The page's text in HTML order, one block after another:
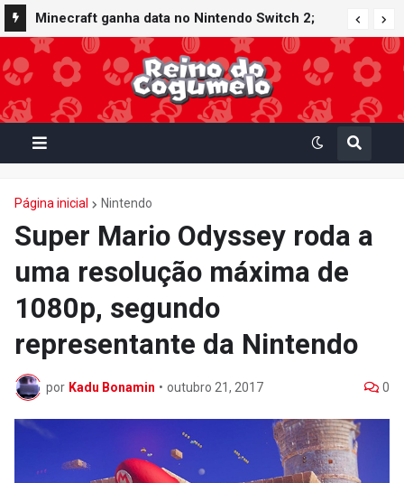
Minecraft ganha data no Nintendo Switch 2;
Super Mario Mash-Up receberá atualização
gráfica exclusiva
Página inicial Nintendo
Super Mario Odyssey roda a
uma resolução máxima de
1080p, segundo
representante da Nintendo
por Kadu Bonamin • outubro 21, 2017 0